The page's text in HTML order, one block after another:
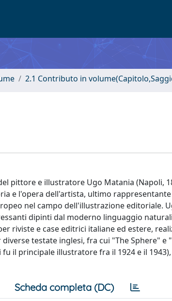
2.1 Contributo in
pittore e illustratore Ugo Matania (Napoli,
e l'opera dell'artista, ultimo
nel campo dell'illustrazione editoriale.
dipinti dal moderno linguaggio
riviste e case editrici italiane ed estere,
testate inglesi, fra cui "The Sphere" e
il principale illustratore fra il 1924 e il
Scheda completa (DC)